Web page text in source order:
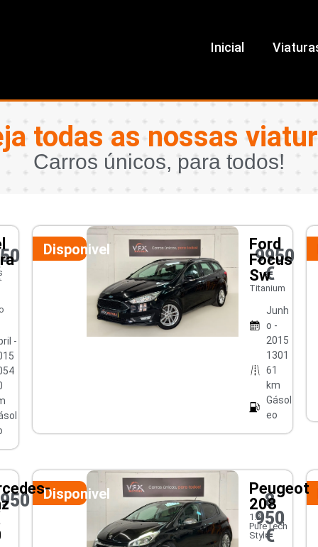
Inicial
todas as nossas
Carros únicos, para todos!
-
Disponivel
Ford
Focus
Sw
Titanium
Junh
o -
2015
1301
61
km
Gásol
eo
9950
€
Disponivel
Peugeot
208
1.2
PureTech
Style
8
950
€